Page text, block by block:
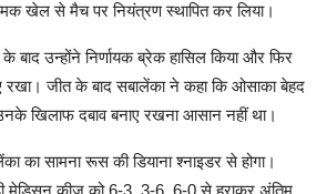
खेल से मैच पर नियंत्रण स्थापित कर लिया।
बाद उन्होंने निर्णायक ब्रेक हासिल किया और फिर
रखा। जीत के बाद सबालेंका ने कहा कि ओसाका बेहद
खिलाफ दबाव बनाए रखना आसान नहीं था।
का सामना रूस की डियाना श्नाइडर से होगा।